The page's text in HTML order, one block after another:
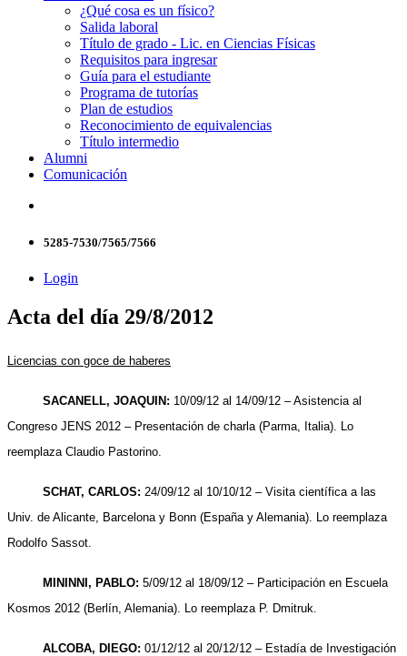
¿Qué cosa es un físico?
Salida laboral
Título de grado - Lic. en Ciencias Físicas
Requisitos para ingresar
Guía para el estudiante
Programa de tutorías
Plan de estudios
Reconocimiento de equivalencias
Título intermedio
Alumni
Comunicación
5285-7530/7565/7566
Login
Acta del día 29/8/2012
Licencias con goce de haberes
SACANELL, JOAQUIN: 10/09/12 al 14/09/12 – Asistencia al
Congreso JENS 2012 – Presentación de charla (Parma, Italia). Lo
reemplaza Claudio Pastorino.
SCHAT, CARLOS: 24/09/12 al 10/10/12 – Visita científica a las
Univ. de Alicante, Barcelona y Bonn (España y Alemania). Lo reemplaza
Rodolfo Sassot.
MININNI, PABLO: 5/09/12 al 18/09/12 – Participación en Escuela
Kosmos 2012 (Berlín, Alemania). Lo reemplaza P. Dmitruk.
ALCOBA, DIEGO: 01/12/12 al 20/12/12 – Estadía de Investigación